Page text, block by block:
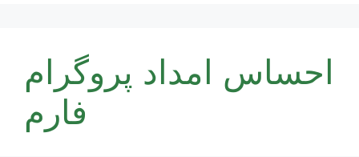
احساس امداد پروگرام
فارم